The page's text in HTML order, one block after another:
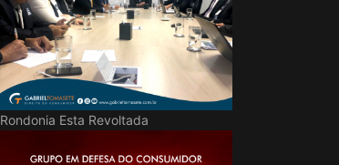
Rondonia Esta Revoltada